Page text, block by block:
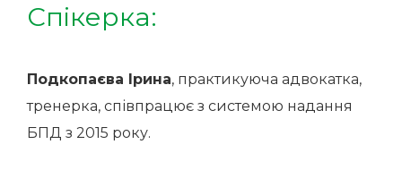
Спікерка:
Подкопаєва Ірина, практикуюча адвокатка,
тренерка, співпрацює з системою надання
БПД з 2015 року.